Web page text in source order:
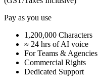
Pay as you use
1,200,000 Characters
≈ 24 hrs of AI voice
For Teams & Agencies
Commercial Rights
Dedicated Support